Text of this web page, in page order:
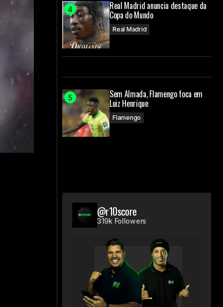
Real Madrid anuncia destaque da
Copa do Mundo
Real Madrid
Sem Almada, Flamengo foca em
Luiz Henrique
Flamengo
@r10score
319k Followers